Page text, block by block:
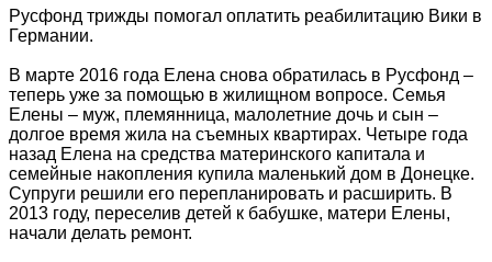
Русфонд трижды помогал оплатить реабилитацию Вики в
Германии.
В марте 2016 года Елена снова обратилась в Русфонд –
теперь уже за помощью в жилищном вопросе. Семья
Елены – муж, племянница, малолетние дочь и сын –
долгое время жила на съемных квартирах. Четыре года
назад Елена на средства материнского капитала и
семейные накопления купила маленький дом в Донецке.
Супруги решили его перепланировать и расширить. В
2013 году, переселив детей к бабушке, матери Елены,
начали делать ремонт.